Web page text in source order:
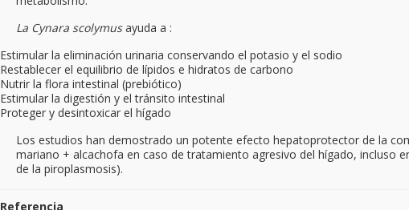
La Cynara scolymusayuda a :
Estimular la eliminación urinaria conservando el potasio y el sodio
Restablecer el equilibrio de lípidos e hidratos de carbono
Nutrir la flora intestinal (prebiótico)
Estimular la digestión y el tránsito intestinal
Proteger y desintoxicar el hígado
Los estudios han demostrado un potente efecto hepatoprotector de la
mariano + alcachofa en caso de tratamiento agresivo del hígado, incluso
de la piroplasmosis).
Referencia